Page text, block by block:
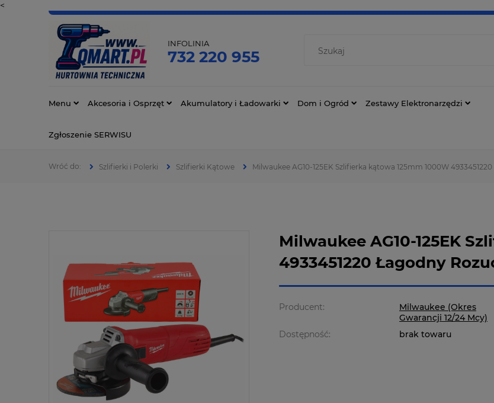
<
INFOLINIA
732 220 955
Menu Akcesoria i Osprzęt Akumulatory i Ładowarki Dom i Ogród Zestawy Elektronarzędzi
Zgłoszenie SERWISU
Szlifierki i Polerki Szlifierki Kątowe Milwaukee AG10-125EK Szlifierka kątowa 125mm 1000W
Milwaukee AG10-125EK
4933451220 Łagodny
Producent:
Milwaukee (Okres
Gwarancji 12/24 Mcy)
Dostępność:
brak towaru